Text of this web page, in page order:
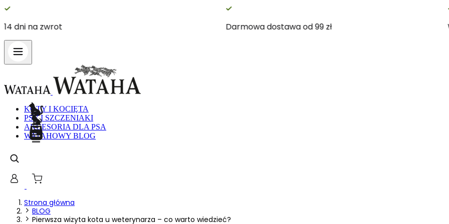
14 dni na zwrot
KOTY I KOCIĘTA
PSY I SZCZENIAKI
AKCESORIA DLA PSA
WATAHOWY BLOG
Strona główna
BLOG
Pierwsza wizyta kota u weterynarza – co warto wiedzieć?